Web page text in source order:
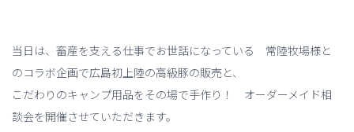
当日は、畜産を支える仕事でお世話になっている 常陸牧場様と
のコラボ企画で広島初上陸の高級豚の販売と、
こだわりのキャンプ用品をその場で手作り！ オーダーメイド相
談会を開催させていただきます。